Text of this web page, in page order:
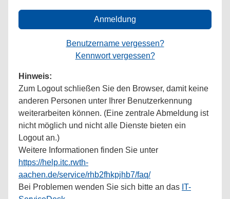
Anmeldung
Benutzername vergessen?
Kennwort vergessen?
Hinweis:
Zum Logout schließen Sie den Browser, damit keine
anderen Personen unter Ihrer Benutzerkennung
weiterarbeiten können. (Eine zentrale Abmeldung ist
nicht möglich und nicht alle Dienste bieten ein
Logout an.)
Weitere Informationen finden Sie unter
https://help.itc.rwth-
aachen.de/service/rhb2fhkpjhb7/faq/
Bei Problemen wenden Sie sich bitte an das IT-